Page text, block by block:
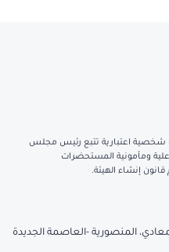
شخصية اعتبارية تتبع رئيس مجلس
ومأمونية المستحضرات
إنشاء الهيئة.
المنصورية -العاصمة الجديدة